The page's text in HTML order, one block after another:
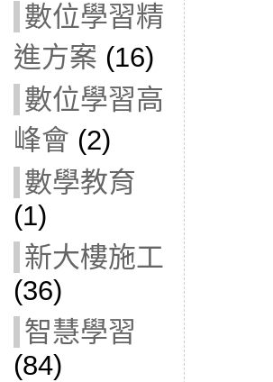
數位學習精
進方案 (16)
數位學習高
峰會 (2)
數學教育
(1)
新大樓施工
(36)
智慧學習
(84)